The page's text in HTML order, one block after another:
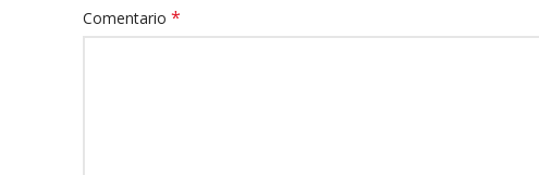
Comentario *